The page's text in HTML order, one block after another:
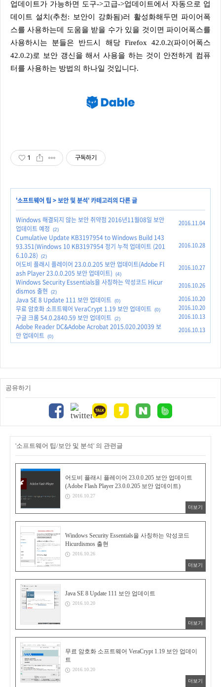
업데이트가 가능하면 도구->고급->업데이트에서 자동으로 업
데이트 설치(추천: 보안이 강화됨)러 활성화해두면 파이어폭
스를 사용하는데 도움을 받을 수가 있을 것이면 파이어폭스를
사용하시는 분들은 반드시 해당 Firefox 42.0.2(파이어폭스
42.0.2)로 보안 갱신을 해서 사용을 하는 것이 안전하게 컴퓨
터를 사용하는 방법의 하나일 것입니다.
1 구독하기
'소프트웨어 팁 >보안 및 분석' 카테고리의 다른 글
Windows 해결되지 않는 보안 취약점 2016년11월08일 보안
업데이트 예정
(2)
2016.11.04
Cumulative Update KB3197954 to Windows Build 143
93.351(Windows 10 KB3197954 정기 누적 업데이트 (201
6.10.28)
(2)
2016.10.28
어도비 플래시 플레이어 23.0.0.205 보안 업데이트(Adobe Fl
ash Player 23.0.0.205 보안 업데이트)
(4)
2016.10.27
Windows Security Essentials을 사칭하는 악성코드 Hicur
dismos 출현
(2)
2016.10.26
Java SE 8 Update 111 보안 업데이트 (0) 2016.10.20
무료 암호화 소프트웨어 VeraCrypt 1.19 보안 업데이트 (0) 2016.10.20
구글 크롬 54.0.2840.59 보안 업데이트 (2) 2016.10.13
Adobe Reader DC&Adobe Acrobat 2015.020.20039 보
안 업데이트 (0)
2016.10.13
공유하기
'소프트웨어 팁/보안 및 분석' 의 관련글
어도비 플래시 플레이어 23.0.0.205 보안 업데이트
(Adobe Flash Player 23.0.0.205 보안 업데이트)
2016.10.27
더보기
Windows Security Essentials을 사칭하는 악성코드
Hicurdismos 출현
2016.10.26
더보기
Java SE 8 Update 111 보안 업데이트
2016.10.20
더보기
무료 암호화 소프트웨어 VeraCrypt 1.19 보안 업데이
트
2016.10.20
더보기